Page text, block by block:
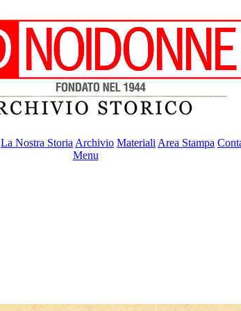
La Nostra Storia Archivio Materiali Area Stampa
Menu